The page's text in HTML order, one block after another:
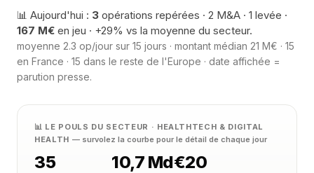
📊 Aujourd'hui : 3 opérations repérées · 2 M&A · 1 levée ·
167 M€ en jeu · +29% vs la moyenne du secteur.
moyenne 2.3 op/jour sur 15 jours · montant médian 21 M€ · 15
en France · 15 dans le reste de l'Europe · date affichée =
parution presse.
📊 LE POULS DU SECTEUR · HEALTHTECH & DIGITAL
HEALTH — survolez la courbe pour le détail de chaque jour
35 10,7 Md€20